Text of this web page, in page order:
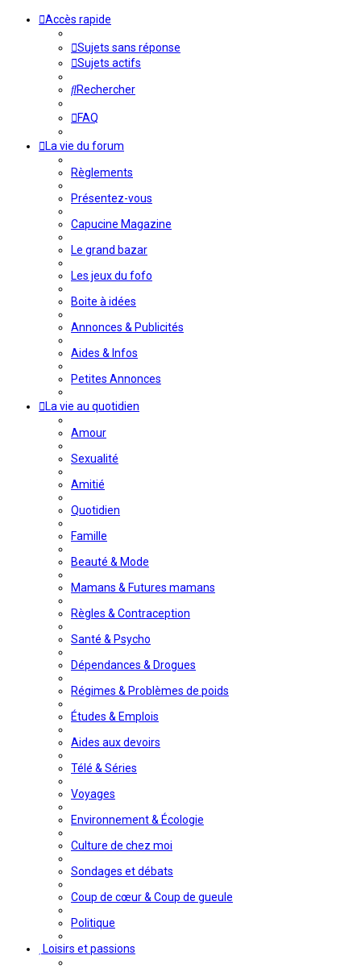
Accès rapide
Sujets sans réponse
Sujets actifs
Rechercher
FAQ
La vie du forum
Règlements
Présentez-vous
Capucine Magazine
Le grand bazar
Les jeux du fofo
Boite à idées
Annonces & Publicités
Aides & Infos
Petites Annonces
La vie au quotidien
Amour
Sexualité
Amitié
Quotidien
Famille
Beauté & Mode
Mamans & Futures mamans
Règles & Contraception
Santé & Psycho
Dépendances & Drogues
Régimes & Problèmes de poids
Études & Emplois
Aides aux devoirs
Télé & Séries
Voyages
Environnement & Écologie
Culture de chez moi
Sondages et débats
Coup de cœur & Coup de gueule
Politique
Loisirs et passions